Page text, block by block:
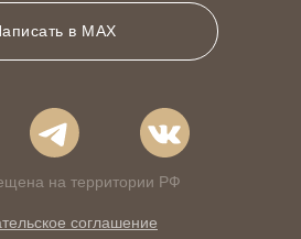
соглашение
в MAX
на территории РФ